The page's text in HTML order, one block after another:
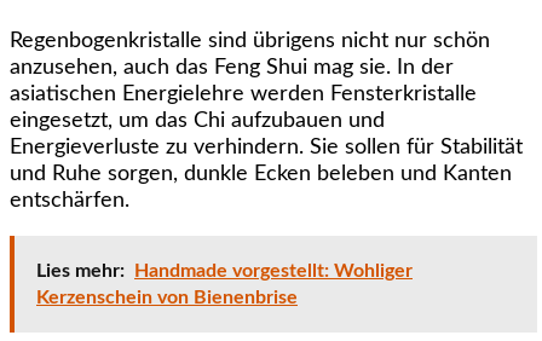
Regenbogenkristalle sind übrigens nicht nur schön
anzusehen, auch das Feng Shui mag sie. In der
asiatischen Energielehre werden Fensterkristalle
eingesetzt, um das Chi aufzubauen und
Energieverluste zu verhindern. Sie sollen für Stabilität
und Ruhe sorgen, dunkle Ecken beleben und Kanten
entschärfen.
Lies mehr:
Handmade vorgestellt: Wohliger
Kerzenschein von Bienenbrise